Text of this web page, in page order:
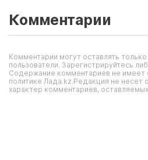
Комментарии
Комментарии могут оставлять
пользователи. Зарегистрируйтесь
Содержание комментариев не имеет
политике Лада.kz.Редакция не несет
характер комментариев,